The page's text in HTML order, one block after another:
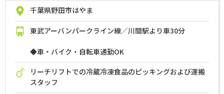
千葉県野田市はやま
東武アーバンパークライン線／川間駅より車30分
◆車・バイク・自転車通勤OK
リーチリフトでの冷蔵冷凍食品のピッキングおよび運搬
スタッフ